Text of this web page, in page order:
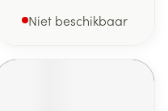
Niet beschikbaar